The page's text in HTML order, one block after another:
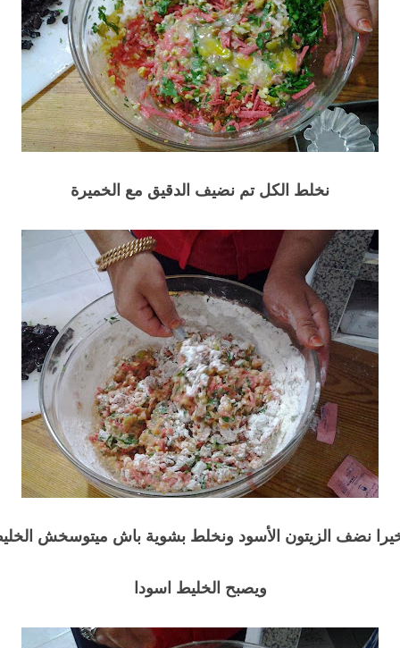
نخلط الكل تم نضيف الدقيق مع الخميرة
نضف الزيتون الأسود ونخلط بشوية باش ميتوسخش
ويصبح الخليط اسودا